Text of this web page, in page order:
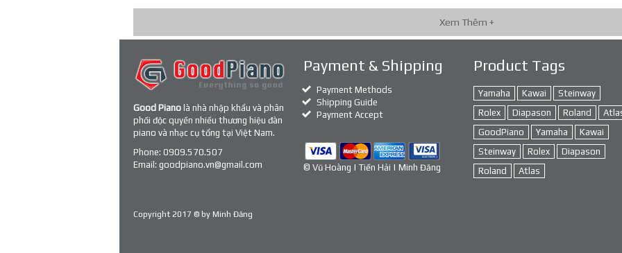
Xem Thêm +
Good Piano là nhà nhập khẩu và phân
phối độc quyền nhiều thương hiệu đàn
piano và nhạc cụ tổng tại Việt Nam.
Phone: 0909.570.507
Email: goodpiano.vn@gmail.com
Payment & Shipping
Payment Methods
Shipping Guide
Payment Accept
© Vũ Hoàng | Tiến Hải | Minh Đăng
Product Tags
Yamaha Kawai
Steinway
Rolex
Diapason Roland
GoodPiano
Yamaha
Kawai
Steinway
Rolex
Diapason
Roland
Atlas
Copyright 2017 © by Minh Đăng